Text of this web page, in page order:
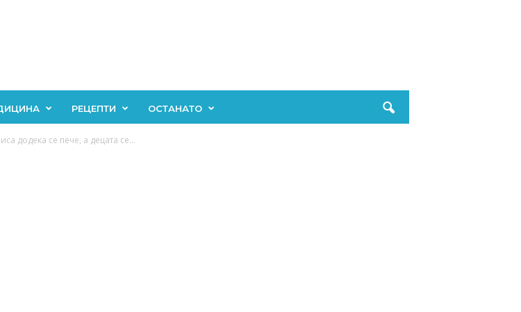
РЕЦЕПТИ ОСТАНАТО
додека се пече, а децата се...